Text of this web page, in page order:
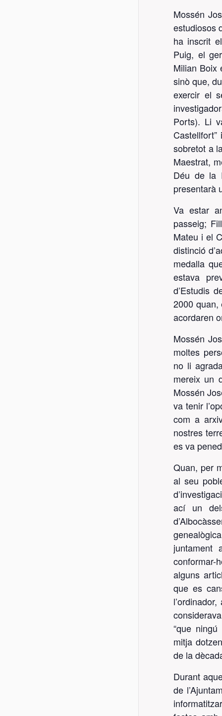
Mossén
estudiosos
ha inscrit
Puig, el
Milian Boix
sinò que,
exercir el
Ports). Li
sobretot a
Maestrat,
Déu de la
presentarà
Va estar
passeig;
Mateu i el
distinció
medalla
estava
d’Estudis
2000 quan,
acordaren
Mossén
moltes
no li
mereix un
Mossén
va tenir
com a
nostres
es va
Quan, per
al seu
ací un
juntament
conformar-
alguns
que es
“que
mitja
de la
Durant
de